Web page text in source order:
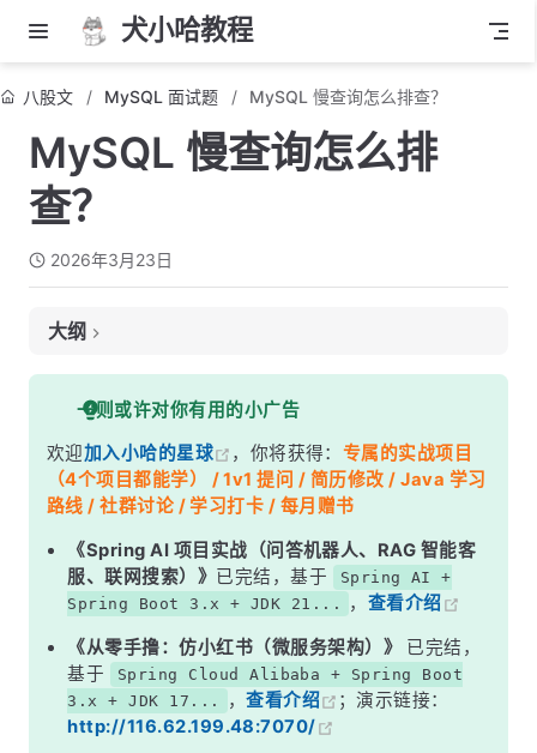
犬小哈教程
八股文 MySQL 面试题 MySQL 慢查询怎么排查？
MySQL 慢查询怎么排
查？
2026年3月23日
大纲
面试考察点
核心答案
深度解析
一、开启慢查询日志
二、定位慢查询 SQL
三、使用 EXPLAIN 分析执行计划
五、排查流程完整示例
面试高频追问
一则或许对你有用的小广告
欢迎加入小哈的星球 ，你将获得： 专属的实战项目
（4个项目都能学） / 1v1 提问 / 简历修改 / Java 学习
路线 / 社群讨论 / 学习打卡 / 每月赠书
《Spring AI 项目实战（问答机器人、RAG 智能客
服、联网搜索）》 已完结，基于
Spring AI +
Spring Boot 3.x + JDK 21...
， 查看介绍
《从零手撸：仿小红书（微服务架构）》
已完结，
基于
Spring Cloud Alibaba + Spring Boot
3.x + JDK 17...
，查看介绍
；演示链接：
http://116.62.199.48:7070/